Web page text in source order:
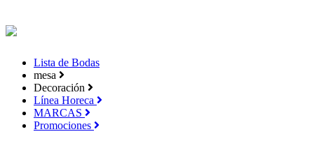
Lista de Bodas
mesa
Decoración
Línea Horeca
MARCAS
Promociones